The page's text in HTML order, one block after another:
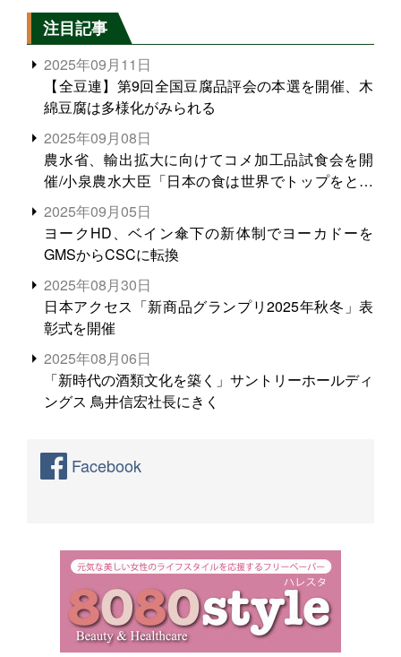
注目記事
2025年09月11日
【全豆連】第9回全国豆腐品評会の本選を開催、木
綿豆腐は多様化がみられる
2025年09月08日
農水省、輸出拡大に向けてコメ加工品試食会を開
催/小泉農水大臣「日本の食は世界でトップをとれ
る。米増産に向けて、米輸出需要の拡大を」
2025年09月05日
ヨークHD、ベイン傘下の新体制でヨーカドーを
GMSからCSCに転換
2025年08月30日
日本アクセス「新商品グランプリ2025年秋冬」表
彰式を開催
2025年08月06日
「新時代の酒類文化を築く」サントリーホールディ
ングス 鳥井信宏社長にきく
Facebook